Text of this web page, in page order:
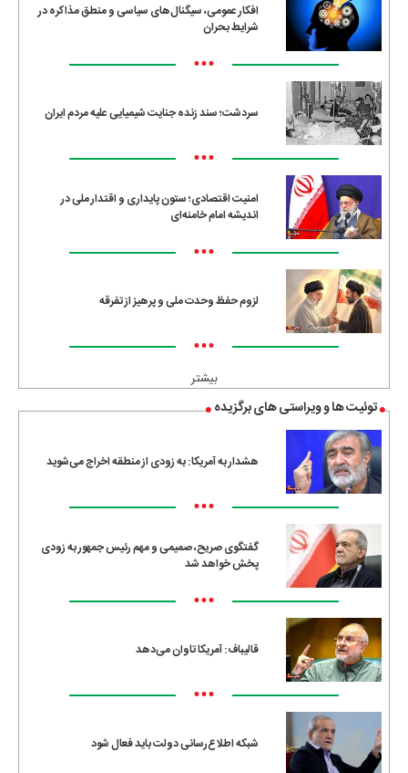
افکار عمومی، سیگنال‌های سیاسی و منطق مذاکره در
شرایط بحران
•••
سردشت؛ سند زنده جنایت شیمیایی علیه مردم ایران
•••
امنیت اقتصادی؛ ستون پایداری و اقتدار ملی در
اندیشه امام خامنه‌ای
•••
لزوم حفظ وحدت ملی و پرهیز از تفرقه
•••
بیشتر
توئیت ها و ویراستی های برگزیده
هشدار به آمریکا: به زودی از منطقه اخراج می‌شوید
•••
گفتگوی صریح، صمیمی و مهم رئیس جمهور به زودی
پخش خواهد شد
•••
قالیباف: آمریکا تاوان می‌دهد
•••
شبکه اطلاع‌رسانی دولت باید فعال شود